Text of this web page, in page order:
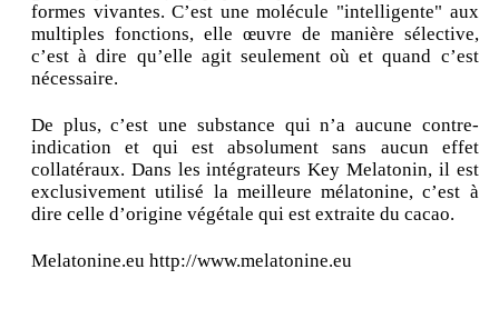
formes vivantes. C’est une molécule "intelligente" aux
multiples fonctions, elle œuvre de manière sélective,
c’est à dire qu’elle agit seulement où et quand c’est
nécessaire.
De plus, c’est une substance qui n’a aucune contre-
indication et qui est absolument sans aucun effet
collatéraux. Dans les intégrateurs Key Melatonin, il est
exclusivement utilisé la meilleure mélatonine, c’est à
dire celle d’origine végétale qui est extraite du cacao.
Melatonine.eu http://www.melatonine.eu